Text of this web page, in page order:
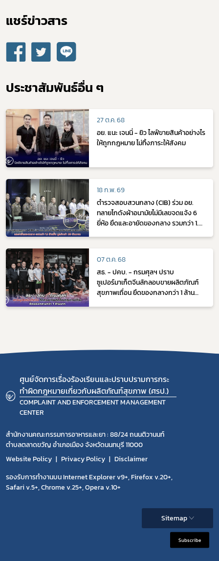
แชร์ข่าวสาร​
ประชาสัมพันธ์อื่น ๆ
27 ต.ค. 68
อย. แนะ เจนนี่ - ยิว ไลฟ์ขายสินค้าอย่างไร
ให้ถูกกฎหมาย ไม่ทิ้งภาระให้สังคม
18 ก.พ. 69
ตำรวจสอบสวนกลาง (CIB) ร่วม อย.
ทลายโกดังผ้าอนามัยไม่มีเลขจดแจ้ง 6
ยี่ห้อ ยึดและอายัดของกลาง รวมกว่า 1.2
07 ต.ค. 68
สธ. - ปคบ. - กรมศุลฯ ปราบ
ซูเปอร์มาเก็ตจีนลักลอบขายผลิตภัณฑ์
สุขภาพเถื่อน ยึดของกลางกว่า 1 ล้าน
ศูนย์จัดการเรื่องร้องเรียนและปราบปรามการกระ
ทำผิดกฎหมายเกี่ยวกับผลิตภัณฑ์สุขภาพ (ศรป.)
COMPLAINT AND ENFORCEMENT MANAGEMENT
CENTER
สำนักงานคณะกรรมการอาหารและยา : 88/24 ถนนติวานนท์
ตำบลตลาดขวัญ อำเภอเมือง จังหวัดนนทบุรี 11000
Website Policy
Privacy Policy
Disclaimer
รองรับการทำงานบน Internet Explorer v9+, Firefox v.20+,
Safari v.5+, Chrome v.25+, Opera v.10+
Sitemap
Subscribe